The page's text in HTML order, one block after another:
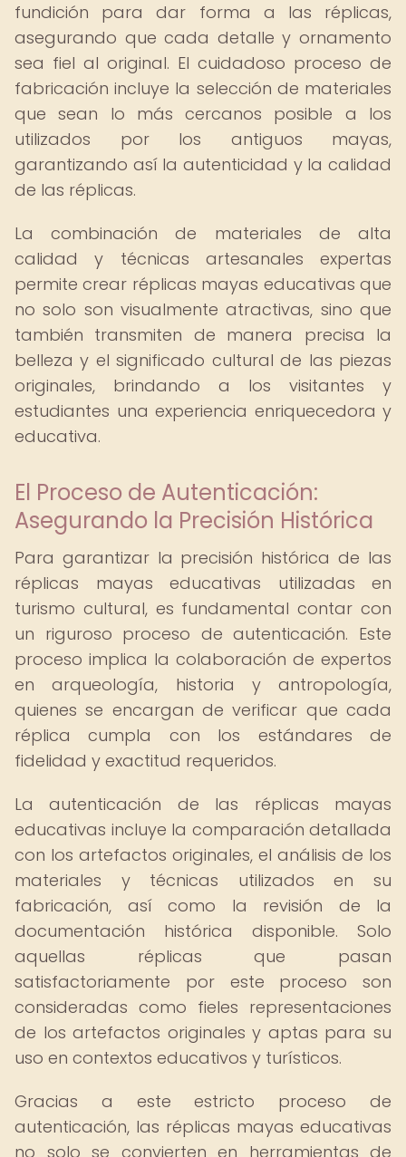
fundición para dar forma a las réplicas,
asegurando que cada detalle y ornamento
sea fiel al original. El cuidadoso proceso de
fabricación incluye la selección de materiales
que sean lo más cercanos posible a los
utilizados por los antiguos mayas,
garantizando así la autenticidad y la calidad
de las réplicas.
La combinación de materiales de alta
calidad y técnicas artesanales expertas
permite crear réplicas mayas educativas que
no solo son visualmente atractivas, sino que
también transmiten de manera precisa la
belleza y el significado cultural de las piezas
originales, brindando a los visitantes y
estudiantes una experiencia enriquecedora y
educativa.
El Proceso de Autenticación:
Asegurando la Precisión Histórica
Para garantizar la precisión histórica de las
réplicas mayas educativas utilizadas en
turismo cultural, es fundamental contar con
un riguroso proceso de autenticación. Este
proceso implica la colaboración de expertos
en arqueología, historia y antropología,
quienes se encargan de verificar que cada
réplica cumpla con los estándares de
fidelidad y exactitud requeridos.
La autenticación de las réplicas mayas
educativas incluye la comparación detallada
con los artefactos originales, el análisis de los
materiales y técnicas utilizados en su
fabricación, así como la revisión de la
documentación histórica disponible. Solo
aquellas réplicas que pasan
satisfactoriamente por este proceso son
consideradas como fieles representaciones
de los artefactos originales y aptas para su
uso en contextos educativos y turísticos.
Gracias a este estricto proceso de
autenticación, las réplicas mayas educativas
no solo se convierten en herramientas de